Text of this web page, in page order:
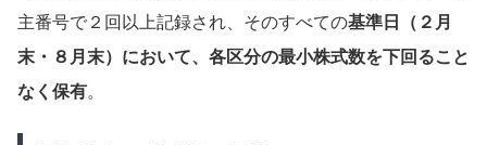
主番号で２回以上記録され、そのすべての基準日（２月
末・８月末）において、各区分の最小株式数を下回ること
なく保有。